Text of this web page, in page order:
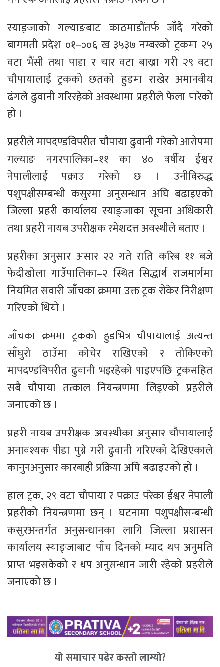
स्याङ्जाको गल्याङबाट काठमाडौंतर्फ जाँदै गरेको
बागमती प्रदेश ०१–००६ ख ३५३७ नम्बरको ट्रकमा २५
वटा भैंसी तथा पाडा र चार वटा बाख्रा गरी २९ वटा
चौपायालाई ट्रकको छतको हुडमा राखेर अमानवीय
ढंगले ढुवानी गरिरहेको अवस्थामा प्रहरीले फेला पारेको
हो ।
प्रहरीले मापदण्डविपरीत चौपाया ढुवानी गरेको आरोपमा
गल्याङ नगरपालिका–११ का ४० वर्षीय ईश्वर
नेपालीलाई पक्राउ गरेको छ । उनीविरुद्ध
पशुपक्षीसम्बन्धी कसुरमा अनुसन्धान अघि बढाइएको
जिल्ला प्रहरी कार्यालय स्याङ्जाका सूचना अधिकारी
तथा प्रहरी नायब उपरीक्षक रमेशदत्त अवस्थीले बताए ।
प्रहरीका अनुसार असार २२ गते राति करिब ११ बजे
फेदीखोला गाउँपालिका–२ स्थित सिद्धार्थ राजमार्गमा
नियमित सवारी जाँचका क्रममा उक्त ट्रक रोकेर निरीक्षण
गरिएको थियो ।
जाँचका क्रममा ट्रकको हुडभित्र चौपायालाई अत्यन्त
साँघुरो ठाउँमा कोचेर राखिएको र तोकिएको
मापदण्डविपरीत ढुवानी भइरहेको पाइएपछि ट्रकसहित
सबै चौपाया तत्काल नियन्त्रणमा लिइएको प्रहरीले
जनाएको छ ।
प्रहरी नायब उपरीक्षक अवस्थीका अनुसार चौपायालाई
अनावश्यक पीडा पुग्ने गरी ढुवानी गरिएको देखिएकाले
कानुनअनुसार कारबाही प्रक्रिया अघि बढाइएको हो ।
हाल ट्रक, २९ वटा चौपाया र पक्राउ परेका ईश्वर नेपाली
प्रहरीको नियन्त्रणमा छन् । घटनामा पशुपक्षीसम्बन्धी
कसुरअन्तर्गत अनुसन्धानका लागि जिल्ला प्रशासन
कार्यालय स्याङ्जाबाट पाँच दिनको म्याद थप अनुमति
प्राप्त भइसकेको र थप अनुसन्धान जारी रहेको प्रहरीले
जनाएको छ ।
यो समाचार पढेर कस्तो लाग्यो?